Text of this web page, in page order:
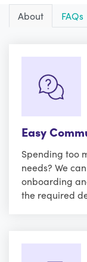
About FAQs
Easy
Spending too
needs? We
onboarding
the required